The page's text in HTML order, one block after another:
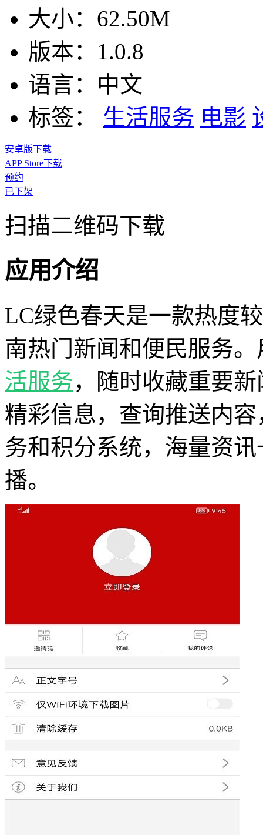
大小： 62.50M
版本： 1.0.8
语言： 中文
标签：
生活服务 电影
安卓版下载
APP Store下载
预约
已下架
扫描二维码下载
应用介绍
LC绿色春天是一款热度
南热门新闻和便民服务
活服务，随时收藏重要
精彩信息，查询推送内
务和积分系统，海量资
播。